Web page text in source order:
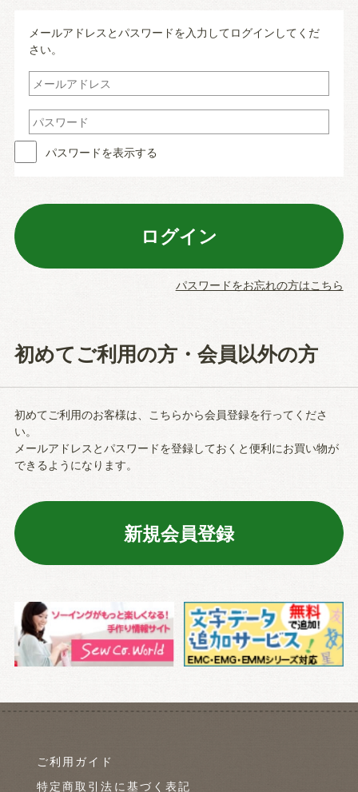
メールアドレスとパスワードを入力してログインしてくだ
さい。
パスワードを表示する
パスワードをお忘れの方はこちら
初めてご利用の方・会員以外の方
初めてご利用のお客様は、こちらから会員登録を行ってくださ
い。
メールアドレスとパスワードを登録しておくと便利にお買い物が
できるようになります。
ご利用ガイド
特定商取引法に基づく表記